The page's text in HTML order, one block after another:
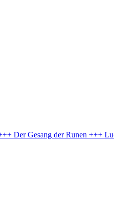
Der Gesang der Runen +++